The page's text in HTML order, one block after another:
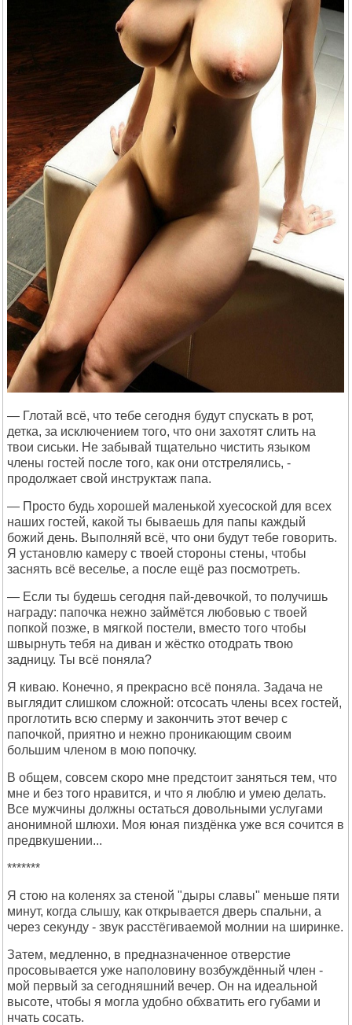
— Глотай всё, что тебе сегодня будут спускать в рот,
детка, за исключением того, что они захотят слить на
твои сиськи. Не забывай тщательно чистить языком
члены гостей после того, как они отстрелялись, -
продолжает свой инструктаж папа.
— Просто будь хорошей маленькой хуесоской для всех
наших гостей, какой ты бываешь для папы каждый
божий день. Выполняй всё, что они будут тебе говорить.
Я установлю камеру с твоей стороны стены, чтобы
заснять всё веселье, а после ещё раз посмотреть.
— Если ты будешь сегодня пай-девочкой, то получишь
награду: папочка нежно займётся любовью с твоей
попкой позже, в мягкой постели, вместо того чтобы
швырнуть тебя на диван и жёстко отодрать твою
задницу. Ты всё поняла?
Я киваю. Конечно, я прекрасно всё поняла. Задача не
выглядит слишком сложной: отсосать члены всех гостей,
проглотить всю сперму и закончить этот вечер с
папочкой, приятно и нежно проникающим своим
большим членом в мою попочку.
В общем, совсем скоро мне предстоит заняться тем, что
мне и без того нравится, и что я люблю и умею делать.
Все мужчины должны остаться довольными услугами
анонимной шлюхи. Моя юная пиздёнка уже вся сочится в
предвкушении...
*******
Я стою на коленях за стеной "дыры славы" меньше пяти
минут, когда слышу, как открывается дверь спальни, а
через секунду - звук расстёгиваемой молнии на ширинке.
Затем, медленно, в предназначенное отверстие
просовывается уже наполовину возбуждённый член -
мой первый за сегодняшний вечер. Он на идеальной
высоте, чтобы я могла удобно обхватить его губами и
нчать сосать.